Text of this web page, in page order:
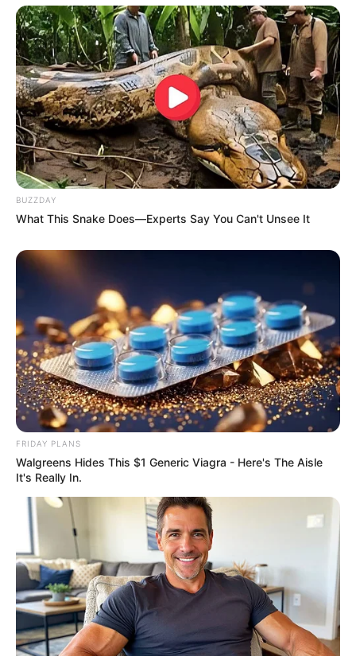
If Looks Could Kill, These Women Would Be On
BRAINBERRIES
The Influencer Who Went Viral For Inspiring
GRWMs
BRAINBERRIES
BUZZDAY
What This Snake Does—Experts Say You Can't Unsee It
FRIDAY PLANS
Walgreens Hides This $1 Generic Viagra - Here's The Aisle
It's Really In.